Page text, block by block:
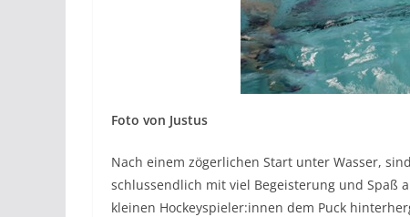
Foto von Justus
Nach einem zögerlichen Start unter Wasser,
schlussendlich mit viel Begeisterung und Spaß
kleinen Hockeyspieler:innen dem Puck